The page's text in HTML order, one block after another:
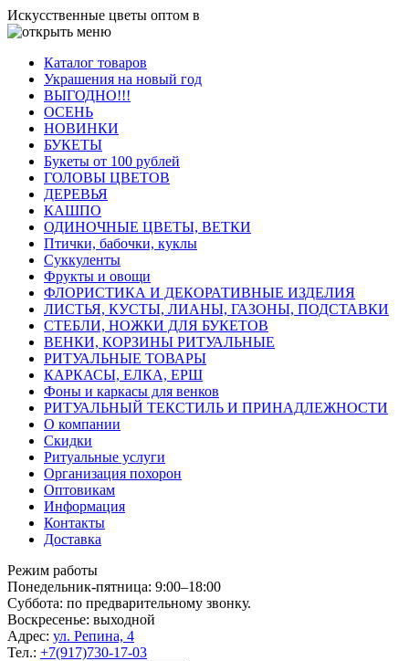
Искусственные цветы оптом в
Каталог товаров
Украшения на новый год
ВЫГОДНО!!!
ОСЕНЬ
НОВИНКИ
БУКЕТЫ
Букеты от 100 рублей
ГОЛОВЫ ЦВЕТОВ
ДЕРЕВЬЯ
КАШПО
ОДИНОЧНЫЕ ЦВЕТЫ, ВЕТКИ
Птички, бабочки, куклы
Суккуленты
Фрукты и овощи
ФЛОРИСТИКА И ДЕКОРАТИВНЫЕ ИЗДЕЛИЯ
ЛИСТЬЯ, КУСТЫ, ЛИАНЫ, ГАЗОНЫ, ПОДСТАВКИ
СТЕБЛИ, НОЖКИ ДЛЯ БУКЕТОВ
ВЕНКИ, КОРЗИНЫ РИТУАЛЬНЫЕ
РИТУАЛЬНЫЕ ТОВАРЫ
КАРКАСЫ, ЕЛКА, ЕРШ
Фоны и каркасы для венков
РИТУАЛЬНЫЙ ТЕКСТИЛЬ И ПРИНАДЛЕЖНОСТИ
О компании
Скидки
Ритуальные услуги
Организация похорон
Оптовикам
Информация
Контакты
Доставка
Режим работы
Понедельник-пятница: 9:00–18:00
Суббота: по предварительному звонку.
Воскресенье: выходной
Адрес: ул. Репина, 4
Тел.: +7(917)730-17-03